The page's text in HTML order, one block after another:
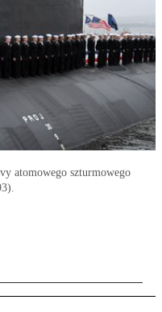
atomowego szturmowego